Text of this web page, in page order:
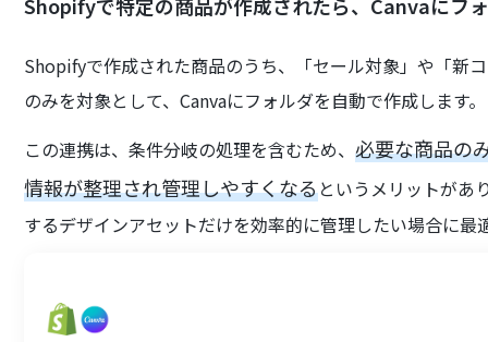
Shopifyで作成された商品のうち、「セール対象」や「新
のみを対象として、Canvaにフォルダを自動で作成します。
この連携は、条件分岐の処理を含むため、必要な商品の
情報が整理され管理しやすくなるというメリットがあ
するデザインアセットだけを効率的に管理したい場合に最